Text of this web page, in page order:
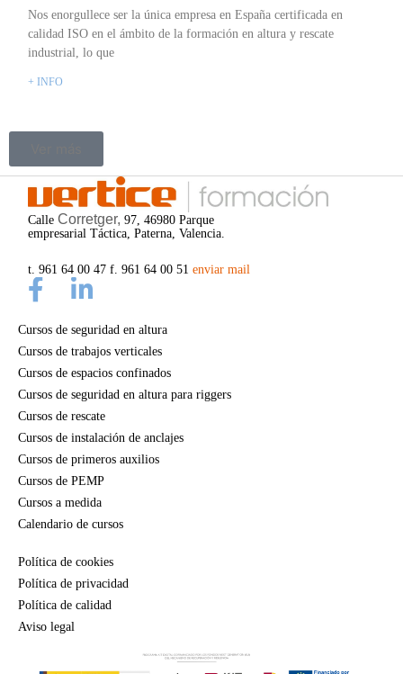
Nos enorgullece ser la única empresa en España certificada en
calidad ISO en el ámbito de la formación en altura y rescate
industrial, lo que
+ INFO
CalleCorretger, 97, 46980 Parque
empresarial Táctica, Paterna, Valencia.
t. 961 64 00 47 f. 961 64 00 51enviar mail
Cursos de seguridad en altura
Cursos de trabajos verticales
Cursos de espacios confinados
Cursos de seguridad en altura para riggers
Cursos de rescate
Cursos de instalación de anclajes
Cursos de primeros auxilios
Cursos de PEMP
Cursos a medida
Calendario de cursos
Política de cookies
Política de privacidad
Política de calidad
Aviso legal